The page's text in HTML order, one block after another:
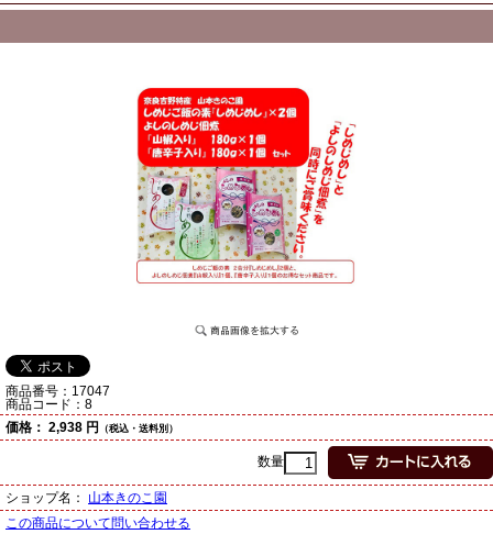
商品番号： 17047
商品コード： 8
価格： 2,938 円 （税込・送料別）
数量
ショップ名： 山本きのこ園
この商品について問い合わせる